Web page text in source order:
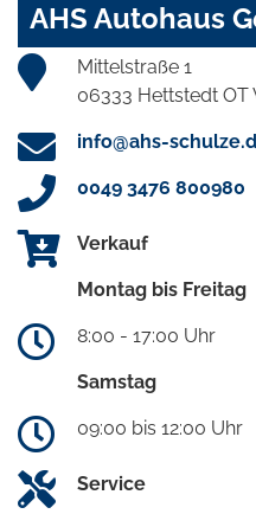
AHS Autohaus
Mittelstraße 1
06333 Hettstedt OT
info@ahs-
0049 3476 800980
Verkauf
Montag bis Freitag
8:00 - 17:00 Uhr
Samstag
09:00 bis 12:00 Uhr
Service